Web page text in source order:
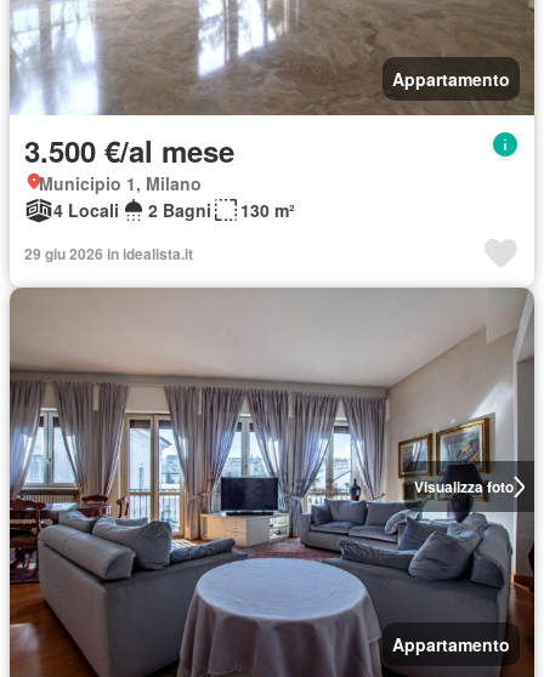
Appartamento
3.500 €/al mese
Municipio 1, Milano
4 Locali
2 Bagni 130 m²
29 giu 2026 in idealista.it
Visualizza foto
Appartamento